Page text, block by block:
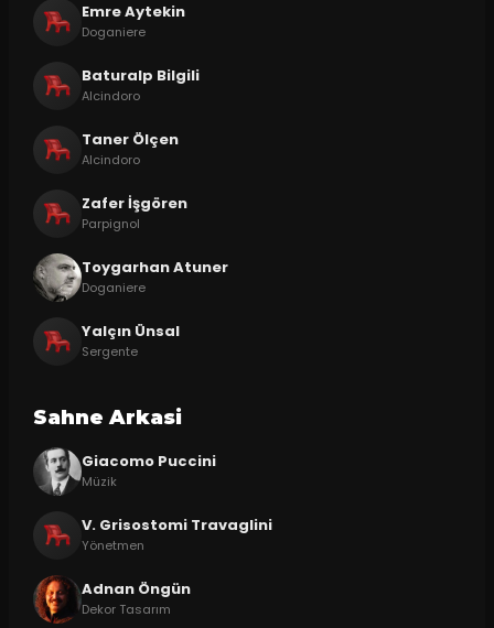
Emre Aytekin
Doganiere
Baturalp Bilgili
Alcindoro
Taner Ölçen
Alcindoro
Zafer İşgören
Parpignol
Toygarhan Atuner
Doganiere
Yalçın Ünsal
Sergente
Sahne Arkasi
Giacomo Puccini
Müzik
V. Grisostomi Travaglini
Yönetmen
Adnan Öngün
Dekor Tasarım